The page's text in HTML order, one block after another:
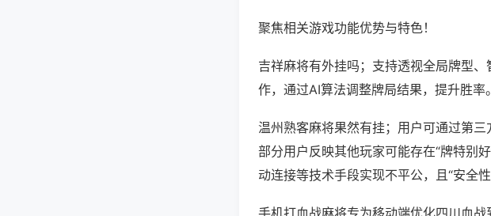
聚焦相关游戏功能优势与特色！
吉祥麻将有外挂吗；支持透视全局牌型
作，通过AI算法调整牌局结果，提升胜率。
温州熟客麻将果然有挂；用户可通过第三
部分用户反映其他玩家可能存在“牌特别
动连接等技术手段实现不平公，且“安全性
手机打血战麻将专为移动端优化四川血